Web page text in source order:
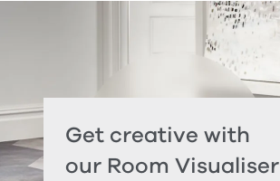
Get creative with
our Room Visualiser